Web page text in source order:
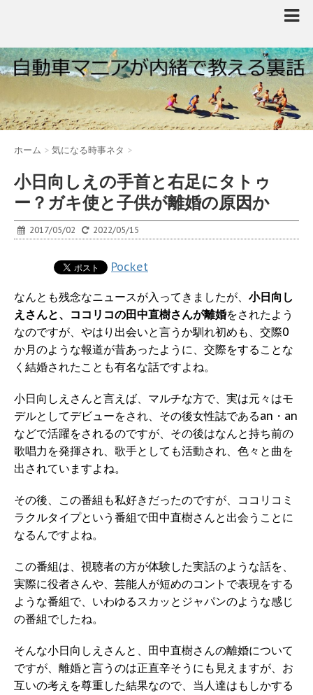
ホーム > 気になる時事ネタ >
小日向しえの手首と右足にタトゥ
ー？ガキ使と子供が離婚の原因か
2017/05/02 2022/05/15
Pocket
なんとも残念なニュースが入ってきましたが、 小日向し
えさんと、ココリコの田中直樹さんが離婚をされたよう
なのですが、やはり出会いと言うか馴れ初めも、交際0
か月のような報道が昔あったように、交際をすることな
く結婚されたことも有名な話ですよね。
小日向しえさんと言えば、マルチな方で、実は元々はモ
デルとしてデビューをされ、その後女性誌であるan・an
などで活躍をされるのですが、その後はなんと持ち前の
歌唱力を発揮され、歌手としても活動され、色々と曲を
出されていますよね。
その後、この番組も私好きだったのですが、ココリコミ
ラクルタイプという番組で田中直樹さんと出会うことに
なるんですよね。
この番組は、視聴者の方が体験した実話のような話を、
実際に役者さんや、芸能人が短めのコントで表現をする
ような番組で、いわゆるスカッとジャパンのような感じ
の番組でしたね。
そんな小日向しえさんと、田中直樹さんの離婚について
ですが、離婚と言うのは正直辛そうにも見えますが、お
互いの考えを尊重した結果なので、当人達はもしかする